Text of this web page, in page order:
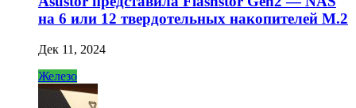
на 6 или 12 твердотельных накопителей M.2
Дек 11, 2024
Железо